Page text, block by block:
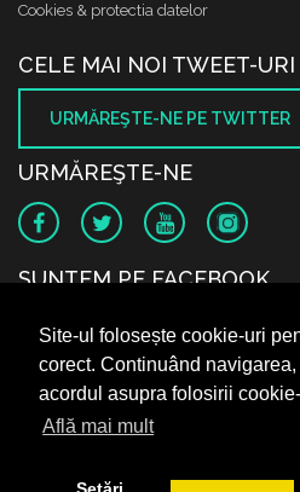
Site-ul folosește cookie-uri
corect. Continuând
acordul asupra folosirii
Află mai mult
Cookies & protectia datelor
CELE MAI NOI TWEET-URI
URMĂREŞTE-NE PE TWITTER
URMĂREŞTE-NE
SUNTEM PE FACEBOOK